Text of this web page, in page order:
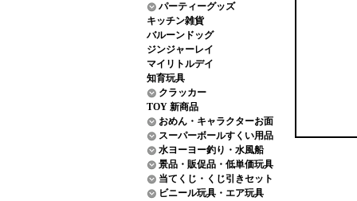
パーティーグッズ
キッチン雑貨
バルーンドッグ
ジンジャーレイ
マイリトルデイ
知育玩具
クラッカー
TOY 新商品
おめん・キャラクターお面
スーパーボールすくい用品
水ヨーヨー釣り・水風船
景品・販促品・低単価玩具
当てくじ・くじ引きセット
ビニール玩具・エア玩具